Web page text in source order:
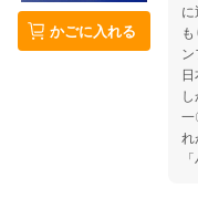
かごに入れる
ン
一
れ